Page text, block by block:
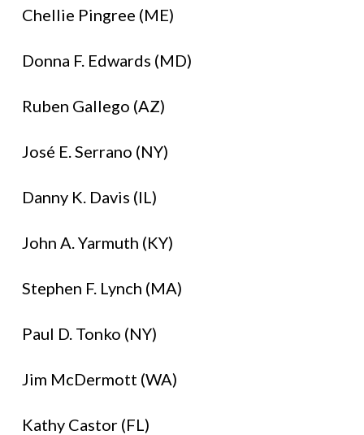
Chellie Pingree (ME)
Donna F. Edwards (MD)
Ruben Gallego (AZ)
José E. Serrano (NY)
Danny K. Davis (IL)
John A. Yarmuth (KY)
Stephen F. Lynch (MA)
Paul D. Tonko (NY)
Jim McDermott (WA)
Kathy Castor (FL)